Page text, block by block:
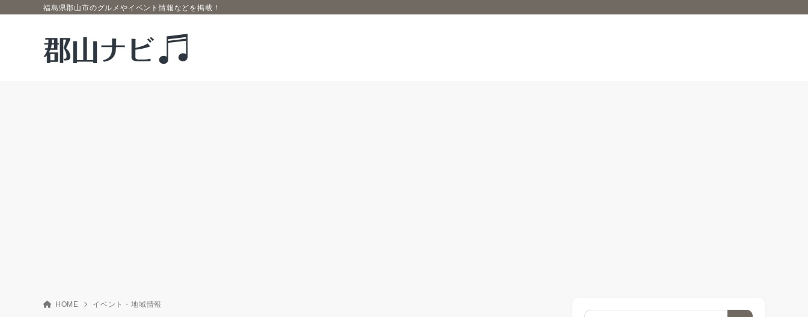
福島県郡山市のグルメやイベント情報などを掲載！
HOME イベント・地域情報